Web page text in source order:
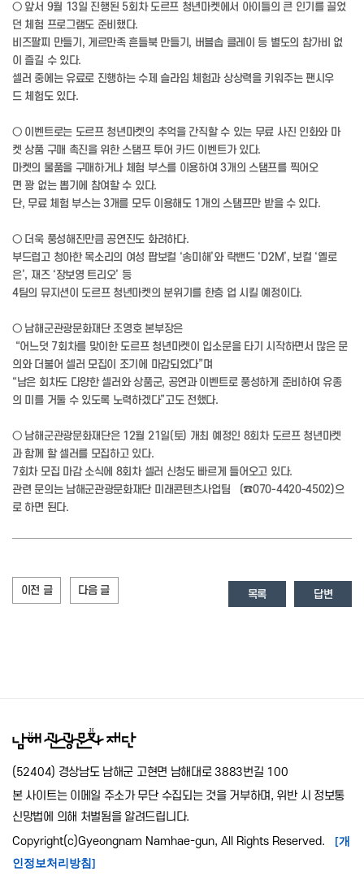
○ 앞서 9월 13일 진행된 5회차 도르프 청년마켓에서 아이들의 큰 인기를 끌었
던 체험 프로그램도 준비했다.
비즈팔찌 만들기, 게르만족 흔들북 만들기, 버블솝 클레이 등 별도의 참가비 없
이 즐길 수 있다.
셀러 중에는 유료로 진행하는 수제 슬라임 체험과 상상력을 키워주는 팬시우
드 체험도 있다.
○ 이벤트로는 도르프 청년마켓의 추억을 간직할 수 있는 무료 사진 인화와 마
켓 상품 구매 촉진을 위한 스탬프 투어 카드 이벤트가 있다.
마켓의 물품을 구매하거나 체험 부스를 이용하여 3개의 스탬프를 찍어오
면 꽝 없는 뽑기에 참여할 수 있다.
단, 무료 체험 부스는 3개를 모두 이용해도 1개의 스탬프만 받을 수 있다.
○ 더욱 풍성해진만큼 공연진도 화려하다.
부드럽고 청아한 목소리의 여성 팝보컬 ‘송미해’와 락밴드 ‘D2M’, 보컬 ‘옐로
은’, 재즈 ‘장보영 트리오’ 등
4팀의 뮤지션이 도르프 청년마켓의 분위기를 한층 업 시킬 예정이다.
○ 남해군관광문화재단 조영호 본부장은
“어느덧 7회차를 맞이한 도르프 청년마켓이 입소문을 타기 시작하면서 많은 문
의와 더불어 셀러 모집이 조기에 마감되었다”며
“남은 회차도 다양한 셀러와 상품군, 공연과 이벤트로 풍성하게 준비하여 유종
의 미를 거둘 수 있도록 노력하겠다”고도 전했다.
○ 남해군관광문화재단은 12월 21일(토) 개최 예정인 8회차 도르프 청년마켓
과 함께 할 셀러를 모집하고 있다.
7회차 모집 마감 소식에 8회차 셀러 신청도 빠르게 들어오고 있다.
관련 문의는 남해군관광문화재단 미래콘텐츠사업팀 (☎070-4420-4502)으
로 하면 된다.
이전 글 다음 글 목록 답변
(52404) 경상남도 남해군 고현면 남해대로 3883번길 100
본 사이트는 이메일 주소가 무단 수집되는 것을 거부하며, 위반 시 정보통
신망법에 의해 처벌됨을 알려드립니다.
Copyright(c)Gyeongnam Namhae-gun, All Rights Reserved. [개
인정보처리방침]